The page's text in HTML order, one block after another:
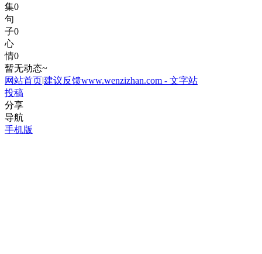
集0
句
子0
心
情0
暂无动态~
网站首页|建议反馈www.wenzizhan.com - 文字站
投稿
分享
导航
手机版